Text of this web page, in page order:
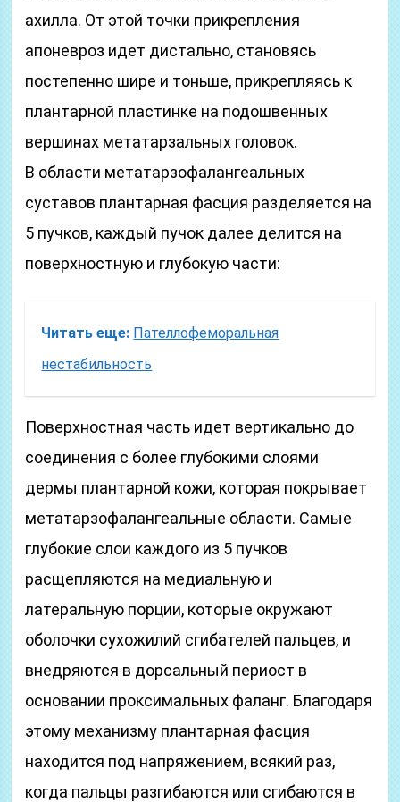
ахилла. От этой точки прикрепления
апоневроз идет дистально, становясь
постепенно шире и тоньше, прикрепляясь к
плантарной пластинке на подошвенных
вершинах метатарзальных головок.
В области метатарзофалангеальных
суставов плантарная фасция разделяется на
5 пучков, каждый пучок далее делится на
поверхностную и глубокую части:
Читать еще: Пателлофеморальная
нестабильность
Поверхностная часть идет вертикально до
соединения с более глубокими слоями
дермы плантарной кожи, которая покрывает
метатарзофалангеальные области. Самые
глубокие слои каждого из 5 пучков
расщепляются на медиальную и
латеральную порции, которые окружают
оболочки сухожилий сгибателей пальцев, и
внедряются в дорсальный периост в
основании проксимальных фаланг. Благодаря
этому механизму плантарная фасция
находится под напряжением, всякий раз,
когда пальцы разгибаются или сгибаются в